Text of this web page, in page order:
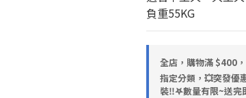
負重55KG
全店，購物滿 $400
指定分類，💥突發優
裝‼️𖤐數量有限~送